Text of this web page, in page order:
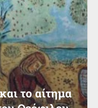
το αίτημα